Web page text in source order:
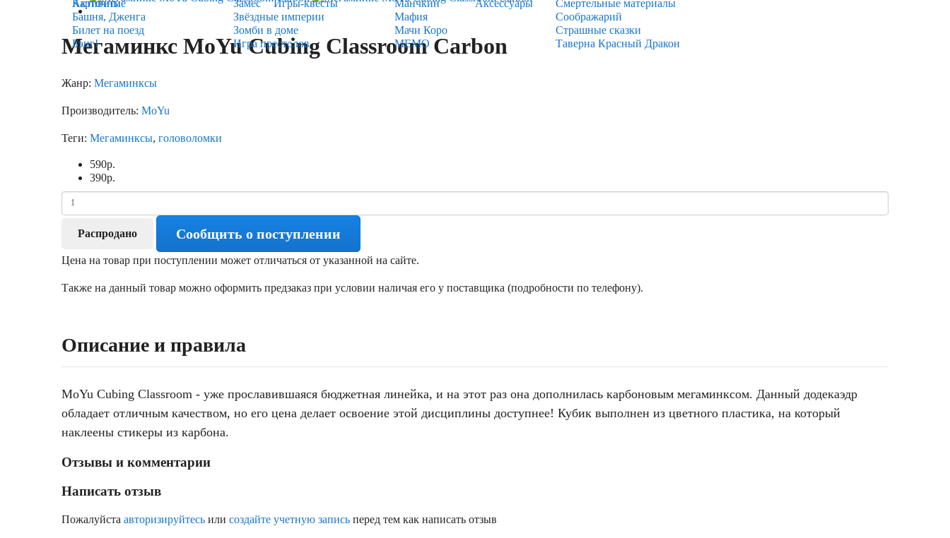
Карточные
Игры-квесты
Аксессуары
Активити
Башня, Дженга
Билет на поезд
Бэнг!
Замес
Звёздные империи
Зомби в доме
Игра престолов
Манчкин
Мафия
Мачи Коро
МЕМО
Смертельные материалы
Соображарий
Страшные сказки
Таверна Красный Дракон
Мегаминкс MoYu Cubing Classroom Carbon
Жанр: Мегаминксы
Производитель: MoYu
Теги: Мегаминксы, головоломки
590р.
390р.
Распродано Сообщить о поступлении
Цена на товар при поступлении может отличаться от указанной на сайте.
Также на данный товар можно оформить предзаказ при условии наличая его у поставщика (подробности по телефону).
Описание и правила
MoYu Cubing Classroom - уже прославившаяся бюджетная линейка, и на этот раз она дополнилась карбоновым мегаминксом. Данный додекаэдр
обладает отличным качеством, но его цена делает освоение этой дисциплины доступнее! Кубик выполнен из цветного пластика, на который
наклеены стикеры из карбона.
Отзывы и комментарии
Написать отзыв
Пожалуйста авторизируйтесь или создайте учетную запись перед тем как написать отзыв